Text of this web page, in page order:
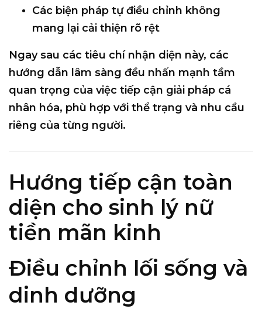
Các biện pháp tự điều chỉnh không
mang lại cải thiện rõ rệt
Ngay sau các tiêu chí nhận diện này, các
hướng dẫn lâm sàng đều nhấn mạnh tầm
quan trọng của việc tiếp cận giải pháp cá
nhân hóa, phù hợp với thể trạng và nhu cầu
riêng của từng người.
Hướng tiếp cận toàn
diện cho sinh lý nữ
tiền mãn kinh
Điều chỉnh lối sống và
dinh dưỡng